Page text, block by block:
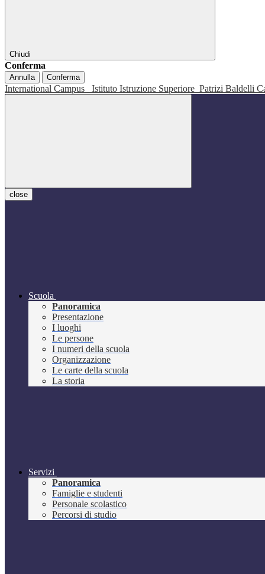
Chiudi
Conferma
Annulla Conferma
International Campus Istituto Istruzione Superiore Patrizi Baldelli
close
Scuola
Panoramica
Presentazione
I luoghi
Le persone
I numeri della scuola
Organizzazione
Le carte della scuola
La storia
Servizi
Panoramica
Famiglie e studenti
Personale scolastico
Percorsi di studio